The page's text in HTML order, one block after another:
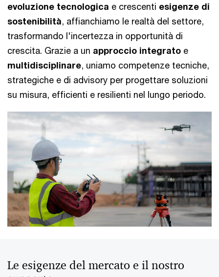
evoluzione tecnologica e crescenti esigenze di
sostenibilità, affianchiamo le realtà del settore,
trasformando l'incertezza in opportunità di
crescita. Grazie a un approccio integrato e
multidisciplinare, uniamo competenze tecniche,
strategiche e di advisory per progettare soluzioni
su misura, efficienti e resilienti nel lungo periodo.
Le esigenze del mercato e il nostro